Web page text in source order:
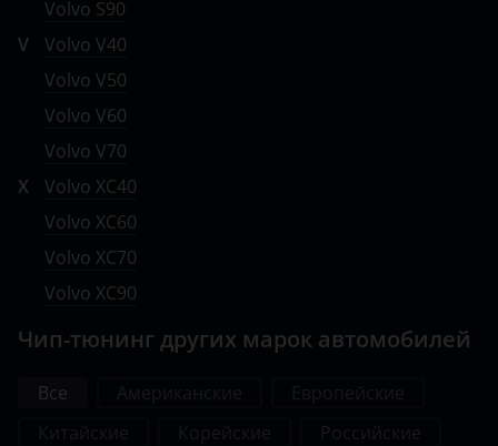
Saab
Seat
Skoda
Smart
SsangYong
Subaru
Suzuki
Tank
Volvo S90
V
Volvo V40
Volvo V50
Volvo V60
Volvo V70
X
Volvo XC40
Volvo XC60
Volvo XC70
Volvo XC90
Чип-тюнинг других марок автомобилей
Все